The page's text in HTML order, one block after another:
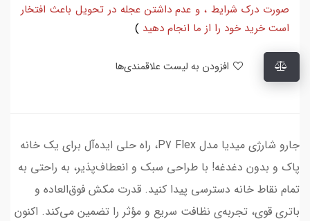
صورت درک شرایط ، و عدم داشتن عجله در تحویل باعث افتخار
است خرید خود را از ما انجام دهید )
جارو شارژی میدیا مدل P7 Flex، راه حلی ایده‌آل برای یک خانه
پاک و بدون دغدغه! با طراحی سبک و انعطاف‌پذیر، به راحتی به
تمام نقاط خانه دسترسی پیدا کنید. قدرت مکش فوق‌العاده و
باتری قوی، تجربه‌ی نظافت سریع و مؤثر را تضمین می‌کند. اکنون